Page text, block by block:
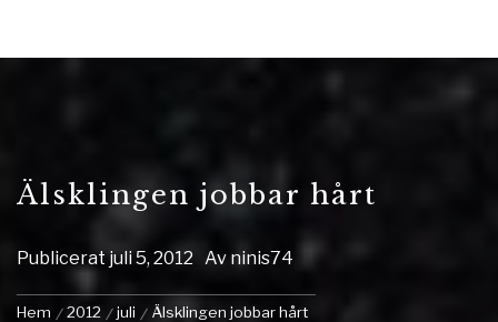
Älsklingen jobbar hårt
Publiceratjuli 5, 2012 Av ninis74
Hem 2012 juli Älsklingen jobbar hårt